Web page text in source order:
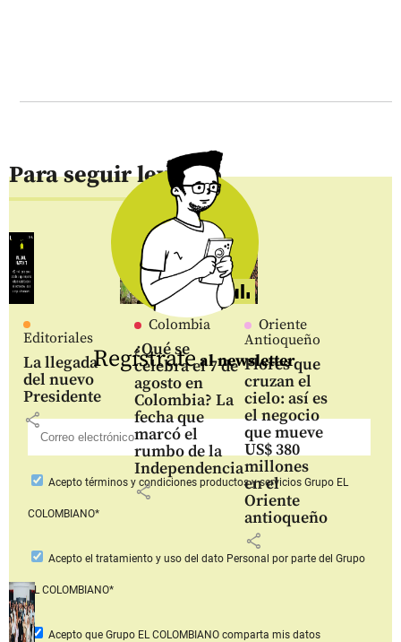
Para seguir leyendo
Editoriales
La llegada
del nuevo
Presidente
share
Colombia
¿Qué se
celebra el 7 de
agosto en
Colombia? La
fecha que
marcó el
rumbo de la
Independencia
share
Oriente
Antioqueño
Flores que
cruzan el
cielo: así es
el negocio
que mueve
US$ 380
millones
en el
Oriente
antioqueño
share
Regístrateal newsletter
Aceptotérminos y condiciones productos y serviciosGrupo EL
COLOMBIANO*
Acepto el tratamiento y uso del dato Personal por parte del Grupo
EL COLOMBIANO*
Acepto que Grupo EL COLOMBIANOcomparta mis datos